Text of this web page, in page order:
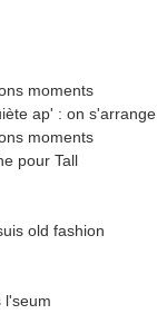
moments
ap' : on s'arrange
moments
pour Tall
old fashion
l'seum